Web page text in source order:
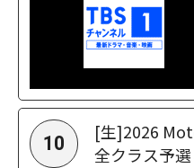
10
[生]2026
全クラス予